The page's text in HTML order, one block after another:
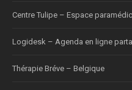
Centre Tulipe – Espace
Logidesk – Agenda en ligne
Thérapie Bréve – Belgique